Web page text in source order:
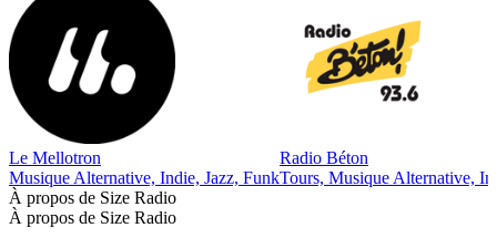
Le Mellotron
Musique Alternative, Indie, Jazz, Funk
Radio Béton
Tours, Musique Alternative,
À propos de Size Radio
À propos de Size Radio